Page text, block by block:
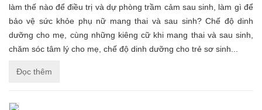
làm thế nào để điều trị và dự phòng trầm cảm sau sinh, làm gì để
bảo vệ sức khỏe phụ nữ mang thai và sau sinh? Chế độ dinh
dưỡng cho mẹ, cùng những kiêng cữ khi mang thai và sau sinh,
chăm sóc tâm lý cho mẹ, chế độ dinh dưỡng cho trẻ sơ sinh...
Đọc thêm